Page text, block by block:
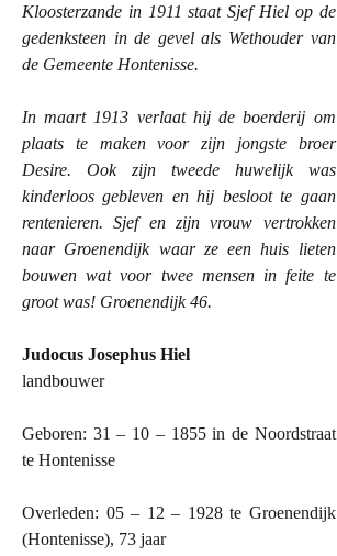
Kloosterzande in 1911 staat Sjef Hiel op de
gedenksteen in de gevel als Wethouder van
de Gemeente Hontenisse.
In maart 1913 verlaat hij de boerderij om
plaats te maken voor zijn jongste broer
Desire. Ook zijn tweede huwelijk was
kinderloos gebleven en hij besloot te gaan
rentenieren. Sjef en zijn vrouw vertrokken
naar Groenendijk waar ze een huis lieten
bouwen wat voor twee mensen in feite te
groot was! Groenendijk 46.
Judocus Josephus Hiel
landbouwer
Geboren: 31 – 10 – 1855 in de Noordstraat
te Hontenisse
Overleden: 05 – 12 – 1928 te Groenendijk
(Hontenisse), 73 jaar